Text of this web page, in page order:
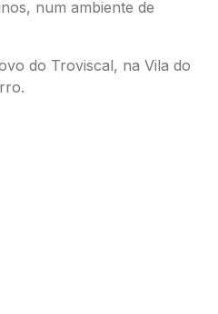
num ambiente de
do Troviscal, na Vila do